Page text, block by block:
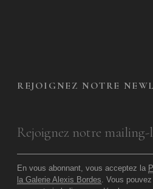
REJOIGNEZ NOTRE
En vous abonnant, vous acceptez la
la Galerie Alexis Bordes . Vous